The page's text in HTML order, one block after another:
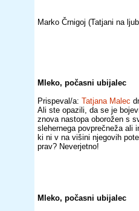
Marko Črnigoj (Tatjani na
Mleko, počasni ubijalec
Prispeval/a: Tatjana Malec
Ali ste opazili, da se je
znova nastopa oborožen s
slehernega povprečneža ali
ki ni v na višini njegovih
prav? Neverjetno!
Mleko, počasni ubijalec